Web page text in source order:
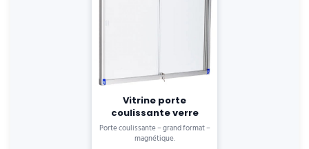
Vitrine porte
coulissante verre
Porte coulissante – grand format –
magnétique.